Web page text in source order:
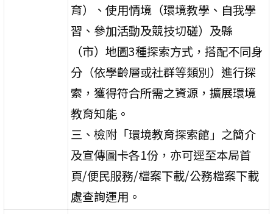
育）、使用情境（環境教學、自我學
習、參加活動及競技切磋）及縣
（市）地圖3種探索方式，搭配不同身
分（依學齡層或社群等類別）進行探
索，獲得符合所需之資源，擴展環境
教育知能。
三、檢附「環境教育探索館」之簡介
及宣傳圖卡各1份，亦可逕至本局首
頁/便民服務/檔案下載/公務檔案下載
處查詢運用。